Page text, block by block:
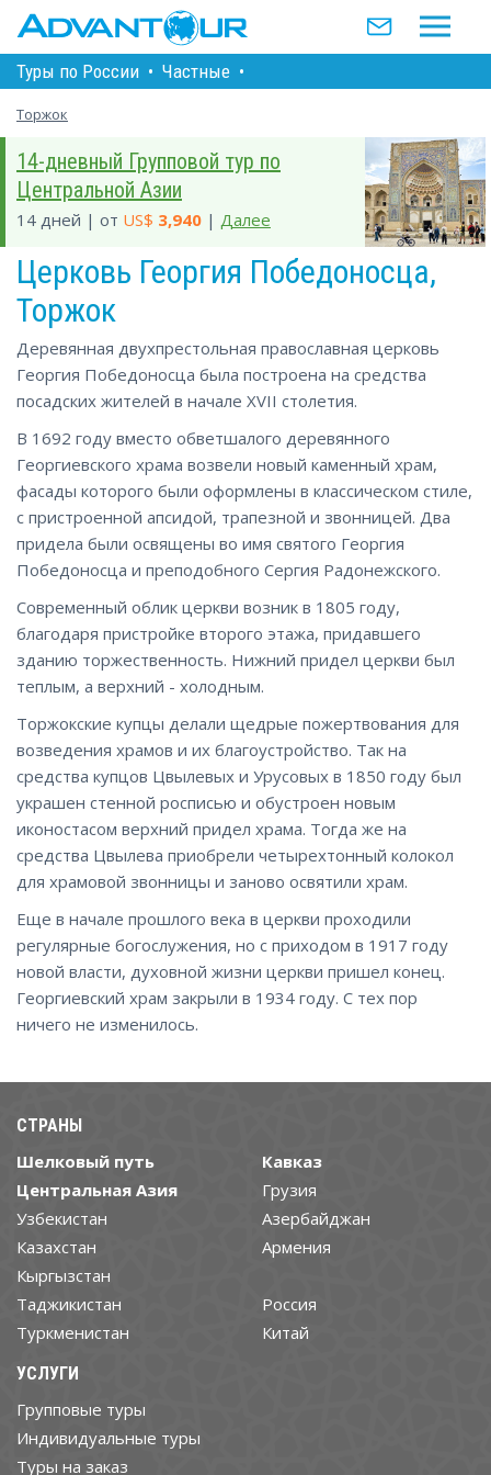
Туры по Росcии • Частные •
Торжок
14-дневный Групповой тур по
Центральной Азии
14 дней | от US$ 3,940 | Далее
Церковь Георгия Победоносца,
Торжок
Деревянная двухпрестольная православная церковь
Георгия Победоносца была построена на средства
посадских жителей в начале XVII столетия.
В 1692 году вместо обветшалого деревянного
Георгиевского храма возвели новый каменный храм,
фасады которого были оформлены в классическом стиле,
с пристроенной апсидой, трапезной и звонницей. Два
придела были освящены во имя святого Георгия
Победоносца и преподобного Сергия Радонежского.
Современный облик церкви возник в 1805 году,
благодаря пристройке второго этажа, придавшего
зданию торжественность. Нижний придел церкви был
теплым, а верхний - холодным.
Торжокские купцы делали щедрые пожертвования для
возведения храмов и их благоустройство. Так на
средства купцов Цвылевых и Урусовых в 1850 году был
украшен стенной росписью и обустроен новым
иконостасом верхний придел храма. Тогда же на
средства Цвылева приобрели четырехтонный колокол
для храмовой звонницы и заново освятили храм.
Еще в начале прошлого века в церкви проходили
регулярные богослужения, но с приходом в 1917 году
новой власти, духовной жизни церкви пришел конец.
Георгиевский храм закрыли в 1934 году. С тех пор
ничего не изменилось.
СТРАНЫ
Шелковый путь
Центральная Азия
Узбекистан
Казахстан
Кыргызстан
Таджикистан
Туркменистан
Кавказ
Грузия
Азербайджан
Армения
Россия
Китай
УСЛУГИ
Групповые туры
Индивидуальные туры
Туры на заказ